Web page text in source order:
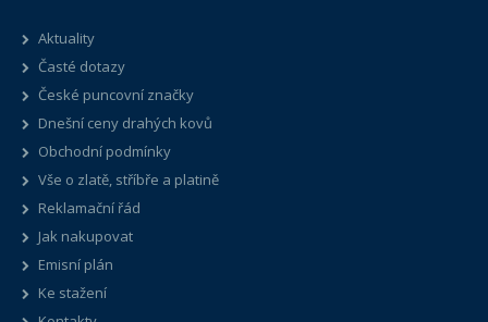
Aktuality
Časté dotazy
České puncovní značky
Dnešní ceny drahých kovů
Obchodní podmínky
Vše o zlatě, stříbře a platině
Reklamační řád
Jak nakupovat
Emisní plán
Ke stažení